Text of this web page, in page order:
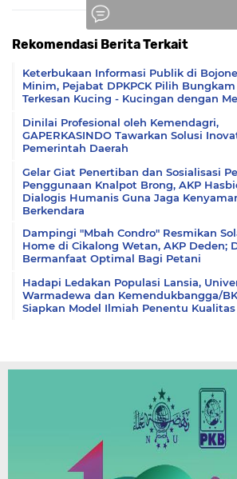
Rekomendasi Berita Terkait
Keterbukaan Informasi Publik di
Minim, Pejabat DPKPCK Pilih
Terkesan Kucing - Kucingan dengan
Dinilai Profesional oleh Kemendagri,
GAPERKASINDO Tawarkan Solusi
Pemerintah Daerah
Gelar Giat Penertiban dan Sosialisasi
Penggunaan Knalpot Brong, AKP
Dialogis Humanis Guna Jaga
Berkendara
Dampingi "Mbah Condro" Resmikan
Home di Cikalong Wetan, AKP Deden;
Bermanfaat Optimal Bagi Petani
Hadapi Ledakan Populasi Lansia,
Warmadewa dan Kemendukbangga/
Siapkan Model Ilmiah Penentu